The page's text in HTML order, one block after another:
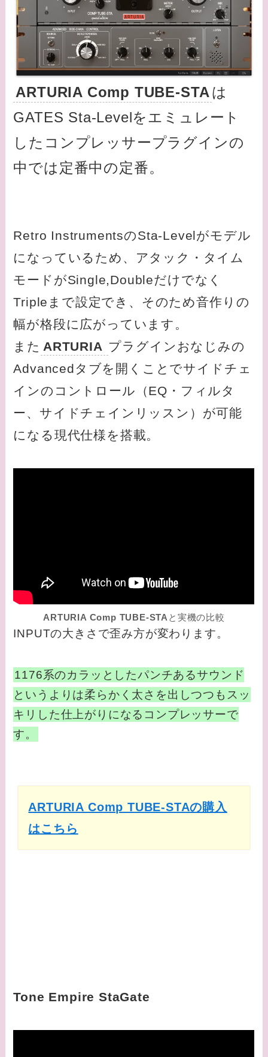
ARTURIA Comp TUBE-STAは
GATES Sta-Levelをエミュレート
したコンプレッサープラグインの
中では定番中の定番。
Retro InstrumentsのSta-Levelがモデル
になっているため、アタック・タイム
モードがSingle,Doubleだけでなく
Tripleまで設定でき、そのため音作りの
幅が格段に広がっています。
また ARTURIA プラグインおなじみの
Advancedタブを開くことでサイドチェ
インのコントロール（EQ・フィルタ
ー、サイドチェインリッスン）が可能
になる現代仕様を搭載。
ARTURIA Comp TUBE-STA と実機の比較
INPUTの大きさで歪み方が変わります。
1176系のカラッとしたパンチあるサウンド
というよりは柔らかく太さを出しつつもスッ
キリした仕上がりになるコンプレッサーで
す。
ARTURIA Comp TUBE-STAの購入
はこちら
Tone Empire StaGate